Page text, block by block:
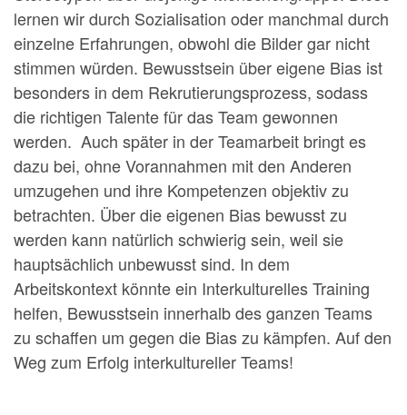
lernen wir durch Sozialisation oder manchmal durch
einzelne Erfahrungen, obwohl die Bilder gar nicht
stimmen würden. Bewusstsein über eigene Bias ist
besonders in dem Rekrutierungsprozess, sodass
die richtigen Talente für das Team gewonnen
werden. Auch später in der Teamarbeit bringt es
dazu bei, ohne Vorannahmen mit den Anderen
umzugehen und ihre Kompetenzen objektiv zu
betrachten. Über die eigenen Bias bewusst zu
werden kann natürlich schwierig sein, weil sie
hauptsächlich unbewusst sind. In dem
Arbeitskontext könnte ein Interkulturelles Training
helfen, Bewusstsein innerhalb des ganzen Teams
zu schaffen um gegen die Bias zu kämpfen. Auf den
Weg zum Erfolg interkultureller Teams!